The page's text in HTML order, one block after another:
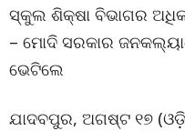
ସ୍କୁଲ ଶିକ୍ଷା ବିଭାଗର
– ମୋଦି ସରକାର
ଭେଟିଲେ
ଯାଦବପୁର, ଅଗଷ୍ଟ ୧୭